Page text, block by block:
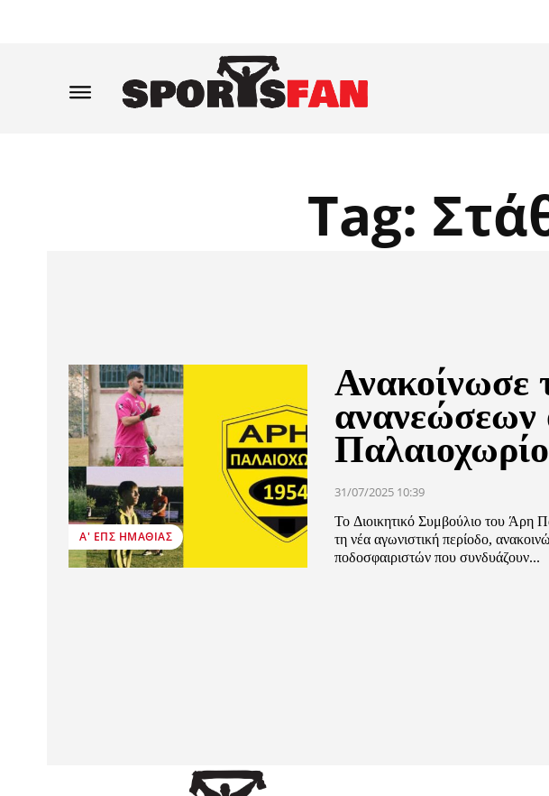
Tag:
Α' ΕΠΣ ΗΜΑΘΊΑΣ
Ανακοίνωσε
ανανεώσεων
31/07/2025 10:39
Το Διοικητικό Συμβούλιο του Άρη
τη νέα αγωνιστική περίοδο,
ποδοσφαιριστών που συνδυάζουν...